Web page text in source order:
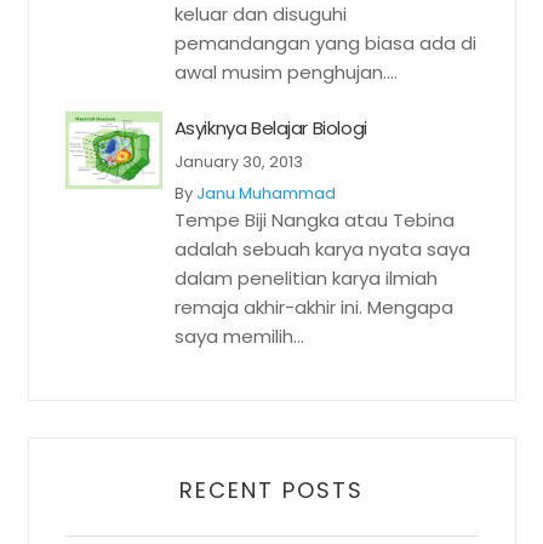
keluar dan disuguhi
pemandangan yang biasa ada di
awal musim penghujan....
Asyiknya Belajar Biologi
January 30, 2013
By Janu Muhammad
Tempe Biji Nangka atau Tebina
adalah sebuah karya nyata saya
dalam penelitian karya ilmiah
remaja akhir-akhir ini. Mengapa
saya memilih...
RECENT POSTS